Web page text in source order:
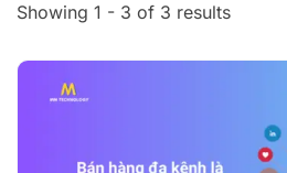
Showing 1 - 3 of 3 results